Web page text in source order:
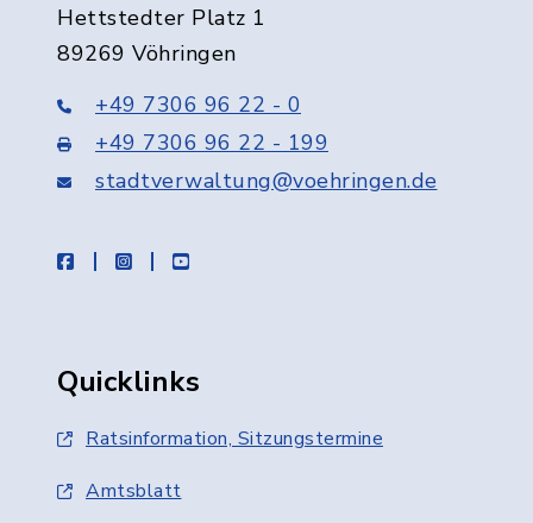
Hettstedter Platz 1
89269 Vöhringen
+49 7306 96 22 - 0
+49 7306 96 22 - 199
stadtverwaltung@voehringen.de
facebookinstagramyoutube
Quicklinks
Ratsinformation, Sitzungstermine
Amtsblatt